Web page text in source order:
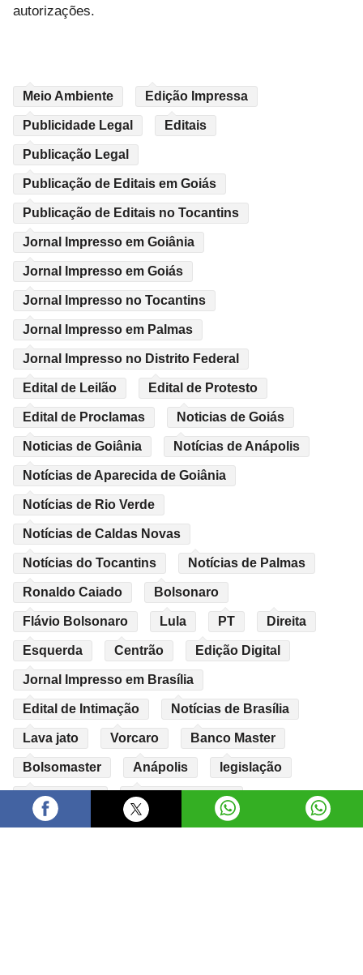
autorizações.
Meio Ambiente Edição Impressa
Publicidade Legal Editais
Publicação Legal
Publicação de Editais em Goiás
Publicação de Editais no Tocantins
Jornal Impresso em Goiânia
Jornal Impresso em Goiás
Jornal Impresso no Tocantins
Jornal Impresso em Palmas
Jornal Impresso no Distrito Federal
Edital de Leilão Edital de Protesto
Edital de Proclamas Noticias de Goiás
Noticias de Goiânia Notícias de Anápolis
Notícias de Aparecida de Goiânia
Notícias de Rio Verde
Notícias de Caldas Novas
Notícias do Tocantins Notícias de Palmas
Ronaldo Caiado Bolsonaro
Flávio Bolsonaro Lula PT Direita
Esquerda Centrão Edição Digital
Jornal Impresso em Brasília
Edital de Intimação Notícias de Brasília
Lava jato Vorcaro Banco Master
Bolsomaster Anápolis legislação
Arborização Sustentabilidade
Urbanismo